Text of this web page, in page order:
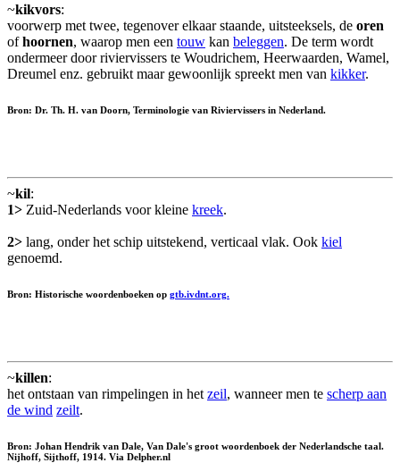
~kikvors:
voorwerp met twee, tegenover elkaar staande, uitsteeksels, de oren
ofhoornen, waarop men een touw kan beleggen. De term wordt
ondermeer door riviervissers te Woudrichem, Heerwaarden, Wamel,
Dreumel enz. gebruikt maar gewoonlijk spreekt men van kikker.
Bron: Dr. Th. H. van Doorn, Terminologie van Riviervissers in Nederland.
~kil:
1> Zuid-Nederlands voor kleine kreek.
2> lang, onder het schip uitstekend, verticaal vlak. Ook kiel
genoemd.
Bron: Historische woordenboeken op gtb.ivdnt.org.
~killen:
het ontstaan van rimpelingen in het zeil, wanneer men te scherp aan
de wind zeilt.
Bron: Johan Hendrik van Dale, Van Dale's groot woordenboek der Nederlandsche taal.
Nijhoff, Sijthoff, 1914. Via Delpher.nl